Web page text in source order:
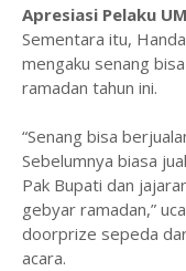
Apresiasi Pelaku
Sementara itu,
mengaku senang
ramadan tahun ini.
“Senang bisa
Sebelumnya biasa
Pak Bupati dan
gebyar ramadan,”
doorprize sepeda
acara.